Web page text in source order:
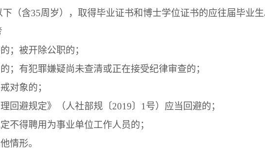
（含35周岁），取得毕业证书和博士学位证书的应往届毕业
；被开除公职的；
；有犯罪嫌疑尚未查清或正在接受纪律审查的；
对象的；
回避规定》（人社部规〔2019〕1号）应当回避的；
不得聘用为事业单位工作人员的；
情形。